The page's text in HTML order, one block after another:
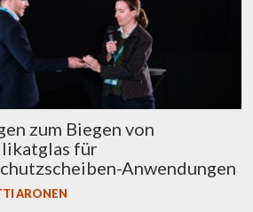
zum Biegen von
für
Anwendungen
ARONEN